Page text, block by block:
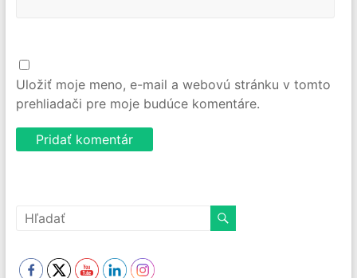
Uložiť moje meno, e-mail a webovú stránku v tomto
prehliadači pre moje budúce komentáre.